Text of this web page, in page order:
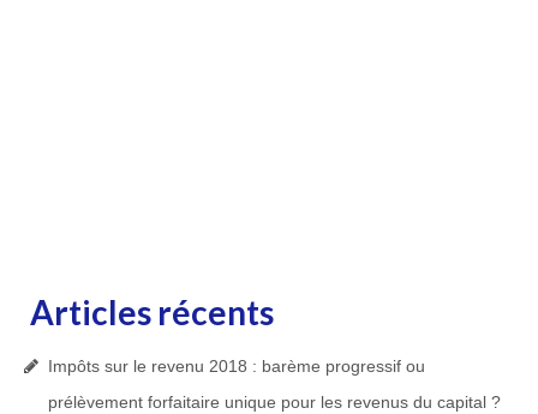
Articles récents
Impôts sur le revenu 2018 : barème progressif ou
prélèvement forfaitaire unique pour les revenus du capital ?